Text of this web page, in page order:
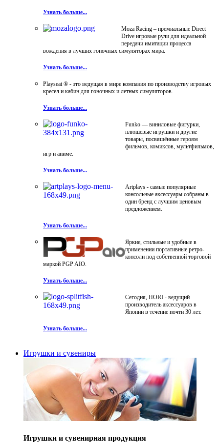
Узнать больше...
Moza Racing – премиальные Direct
Drive игровые рули для идеальной
передачи имитации процесса
вождения в лучших гоночных симуляторах мира.
Узнать больше...
Playseat ® - это ведущая в мире компания по производству игровых
кресел и кабин для гоночных и летных симуляторов.
Узнать больше...
Funko — виниловые фигурки,
плюшевые игрушки и другие
товары, посвящённые героям
фильмов, комиксов, мультфильмов,
игр и аниме.
Узнать больше...
Artplays - самые популярные
консольные аксессуары собраны в
один бренд с лучшим ценовым
предложением.
Узнать больше...
Яркие, стильные и удобные в
применении портативные ретро-
консоли под собственной торговой
маркой PGP AIO.
Узнать больше...
Сегодня, HORI - ведущий
производитель аксессуаров в
Японии в течение почти 30 лет.
Узнать больше...
Игрушки и сувениры
Игрушки и сувенирная продукция